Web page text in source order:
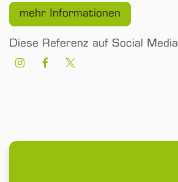
mehr Informationen
Diese Referenz auf Social Media